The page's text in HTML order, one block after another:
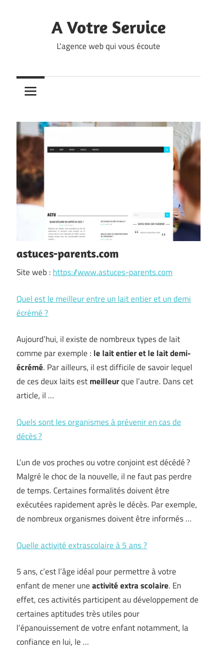
A Votre Service
L'agence web qui vous écoute
astuces-parents.com
Site web : https://www.astuces-parents.com
Quel est le meilleur entre un lait entier et un demi
écrémé ?
Aujourd’hui, il existe de nombreux types de lait
comme par exemple : le lait entier et le lait demi-
écrémé. Par ailleurs, il est difficile de savoir lequel
de ces deux laits estmeilleurque l’autre. Dans cet
article, il …
Quels sont les organismes à prévenir en cas de
décès ?
L’un de vos proches ou votre conjoint est décédé ?
Malgré le choc de la nouvelle, il ne faut pas perdre
de temps. Certaines formalités doivent être
exécutées rapidement après le décès. Par exemple,
de nombreux organismes doivent être informés …
Quelle activité extrascolaire à 5 ans ?
5 ans, c’est l’âge idéal pour permettre à votre
enfant de mener uneactivité extra scolaire. En
effet, ces activités participent au développement de
certaines aptitudes très utiles pour
l’épanouissement de votre enfant notamment, la
confiance en lui, le …